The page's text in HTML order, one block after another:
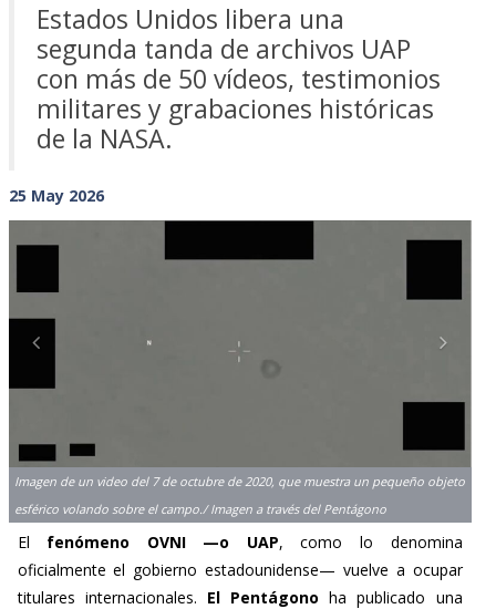
Estados Unidos libera una
segunda tanda de archivos UAP
con más de 50 vídeos, testimonios
militares y grabaciones históricas
de la NASA.
25 May 2026
Imagen de un video del 7 de octubre de 2020, que muestra un pequeño objeto
esférico volando sobre el campo./ Imagen a través del Pentágono
Next
El fenómeno OVNI —o UAP, como lo denomina
oficialmente el gobierno estadounidense— vuelve a ocupar
titulares internacionales. El Pentágono ha publicado una